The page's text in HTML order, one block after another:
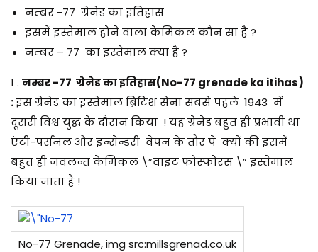
नम्बर -77 ग्रेनेड का इतिहास
इसमें इस्तेमाल होने वाला केमिकल कौन सा है ?
नम्बर – 77 का इस्तेमाल क्या है ?
1 . नम्बर -77 ग्रेनेड का इतिहास(No-77 grenade ka itihas)
:इस ग्रेनेड का इस्तेमाल ब्रिटिश सेना सबसे पहले 1943 में
दूसरी विश्व युद्ध के दौरान किया ! यह ग्रेनेड बहुत ही प्रभावी था
एंटी-पर्सनल और इन्सेन्डरी वेपन के तौर पे क्यों की इसमें
बहुत ही जवलन्त केमिकल \”वाइट फोस्फोरस \” इस्तेमाल
किया जाता है !
No-77 Grenade, img src:millsgrenad.co.uk